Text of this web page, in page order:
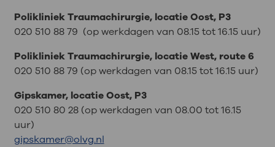
Polikliniek Traumachirurgie, locatie Oost, P3
020 510 88 79 (op werkdagen van 08.15 tot 16.15 uur)
Polikliniek Traumachirurgie, locatie West, route 6
020 510 88 79 (op werkdagen van 08.15 tot 16.15 uur)
Gipskamer, locatie Oost, P3
020 510 80 28 (op werkdagen van 08.00 tot 16.15
uur)
gipskamer@olvg.nl